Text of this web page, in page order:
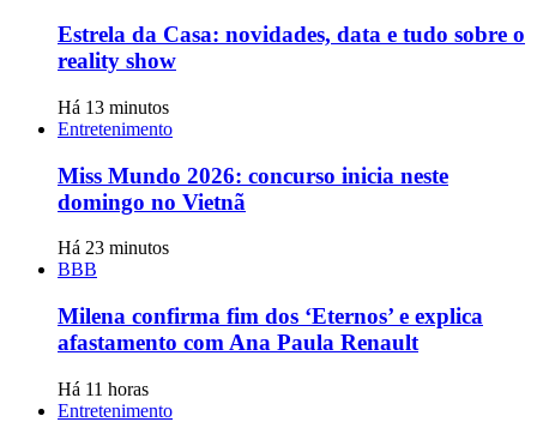
Estrela da Casa: novidades, data e tudo sobre o
reality show
Há 13 minutos
Entretenimento
Miss Mundo 2026: concurso inicia neste
domingo no Vietnã
Há 23 minutos
BBB
Milena confirma fim dos ‘Eternos’ e explica
afastamento com Ana Paula Renault
Há 11 horas
Entretenimento